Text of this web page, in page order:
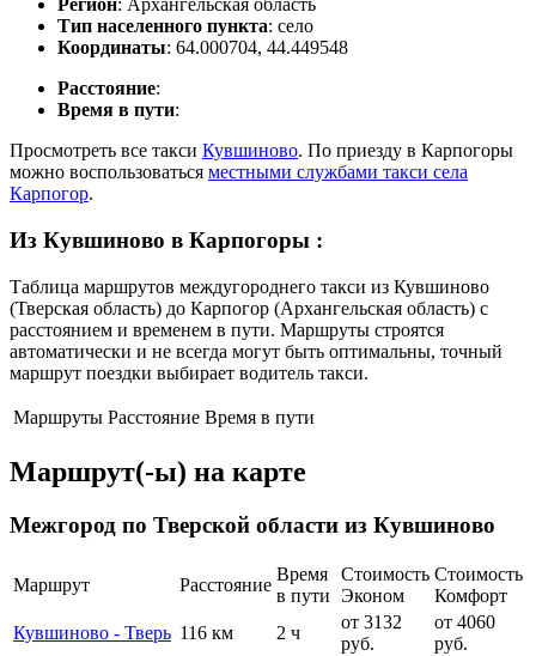
Регион: Архангельская область
Тип населенного пункта: село
Координаты: 64.000704, 44.449548
Расстояние:
Время в пути:
Просмотреть все такси Кувшиново. По приезду в Карпогоры
можно воспользоваться местными службами такси села
Карпогор.
Из Кувшиново в Карпогоры :
Таблица маршрутов междугороднего такси из Кувшиново
(Тверская область) до Карпогор (Архангельская область) с
расстоянием и временем в пути. Маршруты строятся
автоматически и не всегда могут быть оптимальны, точный
маршрут поездки выбирает водитель такси.
Маршруты Расстояние Время в пути
Маршрут(-ы) на карте
Межгород по Тверской области из Кувшиново
Маршрут Расстояние
Время
в пути
Стоимость
Эконом
Стоимость
Комфорт
Кувшиново - Тверь 116 км 2 ч
от 3132
руб.
от 4060
руб.